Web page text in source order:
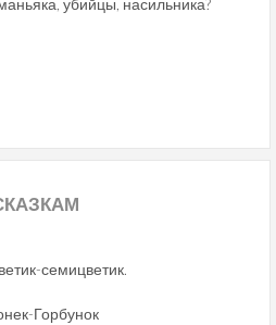
убийцы, насильника?
семицветик.
Горбунок